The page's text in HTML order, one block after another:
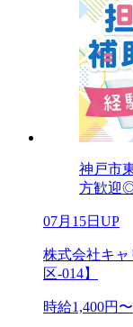
神戸市
方歓迎
07月15日UP
株式会社キ
区-014】
時給1,400円〜